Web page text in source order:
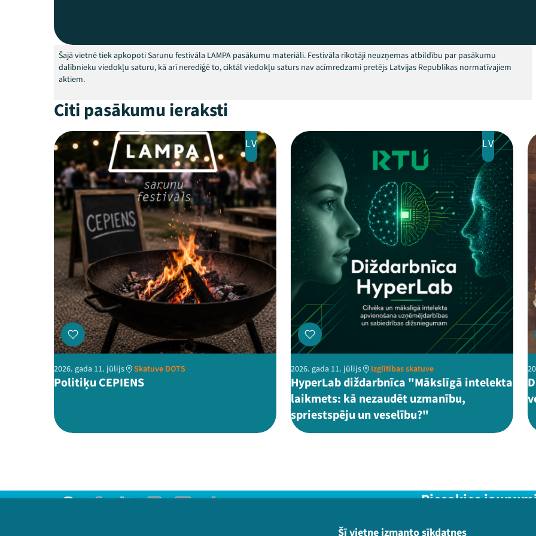
Šī vietne izmanto sīkdatnes
Šajā vietnē tiek apkopoti Sarunu festivāla LAMPA pasākumu materiāli. Festivāla rīkotāji neuzņemas atbildību par pasākumu
dalībnieku viedokļu saturu, kā arī nerediģē to, ciktāl viedokļu saturs nav acīmredzami pretējs Latvijas Republikas normatīvajiem
aktiem.
Citi pasākumu ieraksti
LV
2026. gada 11. jūlijs Skatuve DOTS
Politiķu CEPIENS
LV
2026. gada 11. jūlijs Izglītības skatuve
HyperLab diždarbnīca "Mākslīgā intelekta
laikmets: kā nezaudēt uzmanību,
spriestspēju un veselību?"
Piesakies
Nepalaid garām aktuālāko